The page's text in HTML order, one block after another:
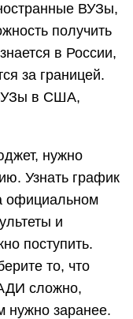
ВУЗы,
получить
в России,
за границей.
в США,
нужно
Узнать график
официальном
и
поступить.
то, что
сложно,
нужно заранее.